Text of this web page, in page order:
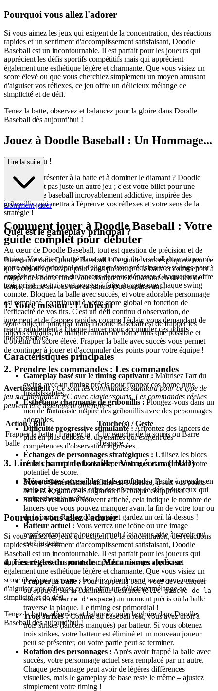
Pourquoi vous allez l'adorer
Si vous aimez les jeux qui exigent de la concentration, des réactions
rapides et un sentiment d'accomplissement satisfaisant, Doodle
Baseball est un incontournable. Il est parfait pour les joueurs qui
apprécient les défis sportifs compétitifs mais qui apprécient
également une esthétique légère et charmante. Que vous visiez un
score élevé ou que vous cherchiez simplement un moyen amusant
d'aiguiser vos réflexes, ce jeu offre un délicieux mélange de
simplicité et de défi.
Tenez la batte, observez et balancez pour la gloire dans Doodle
Baseball dès aujourd'hui !
Jouez à Doodle Baseball : Un Hommage...
au Home Run !
Prêt à vous présenter à la batte et à dominer le diamant ? Doodle
Baseball n'est pas juste un autre jeu ; c'est votre billet pour une
expérience de baseball incroyablement addictive, inspirée des
gribouillis, qui mettra à l'épreuve vos réflexes et votre sens de la
stratégie !
Quel est le gameplay principal ?
Au cœur de Doodle Baseball, tout est question de précision et de
timing. Vous êtes plongé dans un tournoi de baseball dramatique où
votre objectif principal est d'aligner avec précision vos swings pour
empêcher les lancers du lanceur de vous dépasser. Chaque tour offre
trois prises, ce qui vous pousse à faire en sorte que chaque swing
compte. Bloquez la balle avec succès, et votre adorable personnage
est remplacé, contribuant à votre score global en fonction de
l'efficacité de vos tirs. C'est un défi continu d'observation, de
jugement et de frappes rapides comme l'éclair, vous demandant de
réagir rapidement à chaque lancer pour accumuler ces points
indispensables.
Caractéristiques principales
Gameplay basé sur le timing captivant : Maîtrisez l'art du
swing avec un timing précis pour frapper ces home runs
insaisissables.
Esthétique charmante de gribouillis :Plongez-vous dans un
monde fantaisiste inspiré des gribouillis avec des personnages
adorables.
Difficulté progressive stimulante : Affrontez des lancers de
plus en plus délicats et diversifiés qui exigent des
compétences d'observation aiguisées.
Échanges de personnages stratégiques : Utilisez les blocs
réussis pour faire pivoter les personnages et maximiser votre
potentiel de score.
Mécanismes accessibles mais profonds : Facile à prendre en
main et à jouer, mais offre des niveaux de défi pour ceux qui
recherchent la maîtrise.
Pourquoi vous allez l'adorer
Si vous aimez les jeux qui exigent de la concentration, des réactions
rapides et un sentiment d'accomplissement satisfaisant, Doodle
Baseball est un incontournable. Il est parfait pour les joueurs qui
apprécient les défis sportifs compétitifs mais qui apprécient
également une esthétique légère et charmante. Que vous visiez un
score élevé ou que vous cherchiez simplement un moyen amusant
d'aiguiser vos réflexes, ce jeu offre un délicieux mélange de
simplicité et de défi.
Tenez la batte, observez et balancez pour la gloire dans Doodle
Baseball dès aujourd'hui !
Lire la suite
Comment jouer
Comment jouer à Doodle Baseball : Votre
guide complet pour débuter
Bienvenue dans Doodle Baseball ! Ce guide vous expliquera tout ce
que vous devez savoir pour vous présenter à la batte et commencer à
frapper des home runs. Vous dompterez le diamant en un rien de
temps, même si vous n'avez jamais joué auparavant !
1. Votre mission : L'objectif
Votre objectif principal dans Doodle Baseball est de frapper les
lancers entrants, de marquer autant de home runs que possible et
d'obtenir un score élevé. Frapper la balle avec succès vous permet
de continuer à jouer et d'accumuler des points pour votre équipe !
2. Prendre les commandes : Les commandes
Avertissement : Ce sont les commandes standard pour ce type de
jeu sur navigateur PC avec clavier/souris. Les commandes réelles
peuvent être légèrement différentes.
Action / But
Touche(s) / Geste
Frapper la batte / Frapper la
balle
Clic gauche de la souris ou Barre
d'espace
3. Lire le champ de bataille : Votre écran (HUD)
Score :Généralement affiché en évidence, il suit vos points
actuels. Regardez-le augmenter à chaque coup réussi !
Strikes restants :Souvent affiché, cela indique le nombre de
lancers que vous pouvez manquer avant la fin de votre tour ou
de la partie. Restez concentré et gardez un œil là-dessus !
Batteur actuel : Vous verrez une icône ou une image
représentant votre joueur actuel. Cela vous aide à savoir qui
est à la batte.
4. Les règles du monde : Mécanismes de base
Frapper la balle :Pour frapper la balle, vous devez cliquer
ou appuyer sur la commande désignée (Clic gauche de la
sourisouBarre d'espace) au moment précis où la balle
traverse la plaque. Le timing est primordial !
Trois strikes :Comme au baseball réel, vous avez droit à
trois strikes (lancers manqués) par batteur. Si vous obtenez
trois strikes, votre batteur est éliminé et un nouveau joueur
peut se présenter, ou votre partie peut se terminer.
Rotation des personnages : Après avoir frappé la balle avec
succès, votre personnage actuel sera remplacé par un autre.
Chaque personnage peut avoir de légères différences
visuelles, mais le gameplay de base reste le même – ajustez
simplement votre timing !